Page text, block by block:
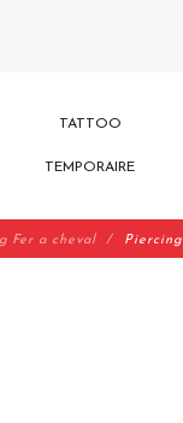
TATTOO
TEMPORAIRE
Fer a cheval